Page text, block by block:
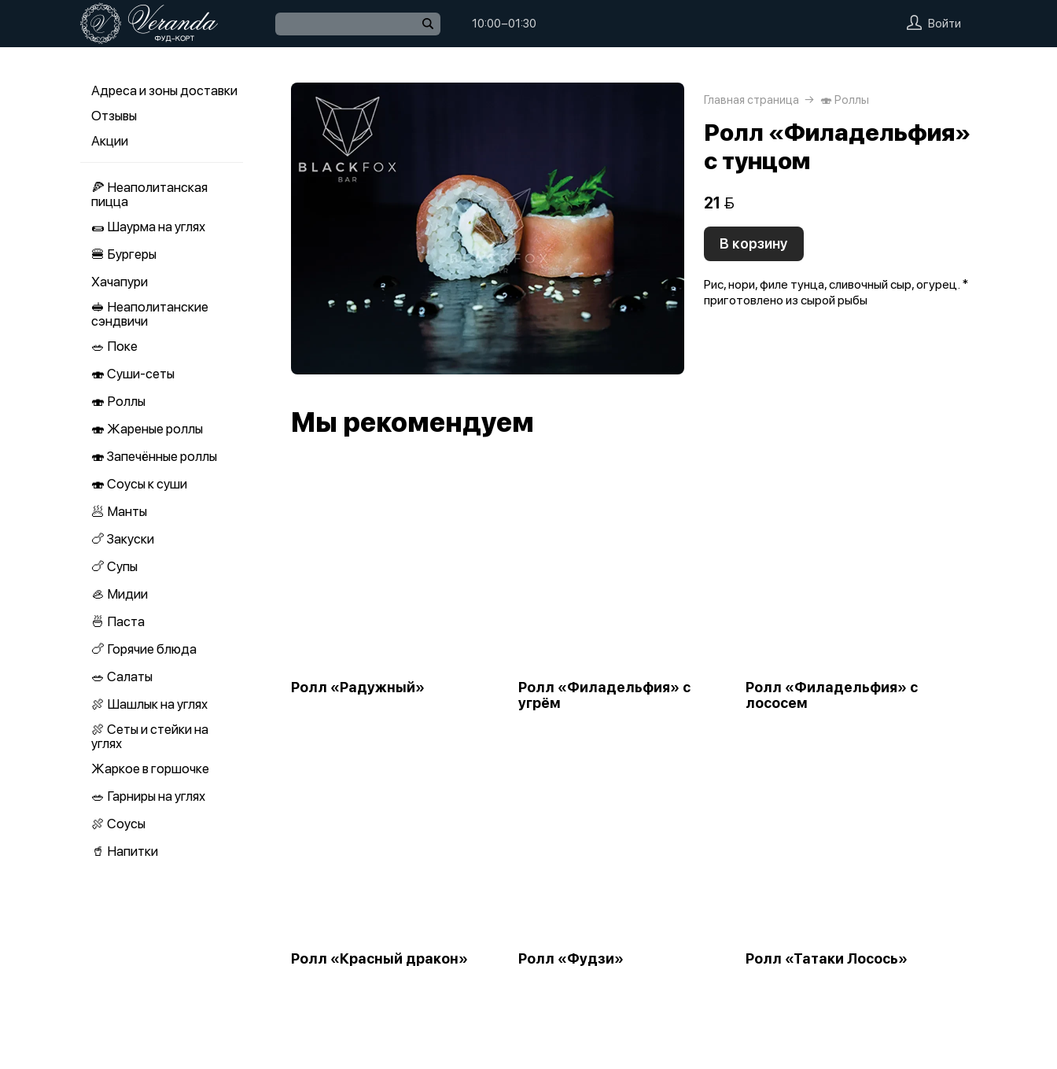
10:00−01:30 Войти
Адреса и зоны доставки
Отзывы
Акции
🍕 Неаполитанская
пицца
🌯 Шаурма на углях
🍔 Бургеры
Хачапури
🥪 Неаполитанские
сэндвичи
🥗 Поке
🍣 Суши-сеты
🍣 Роллы
🍣 Жареные роллы
🍣 Запечённые роллы
🍣 Соусы к суши
🥟 Манты
🍗 Закуски
🍗 Супы
🦪 Мидии
🍜 Паста
🍗 Горячие блюда
🥗 Салаты
🍖 Шашлык на углях
🍖 Сеты и стейки на
углях
Жаркое в горшочке
🥗 Гарниры на углях
🍖 Соусы
🥤 Напитки
Главная страница 🍣 Роллы
Ролл «Филадельфия»
с тунцом
21 
В корзину
Рис, нори, филе тунца, сливочный сыр, огурец. *
приготовлено из сырой рыбы
Мы рекомендуем
Ролл «Радужный»
Ролл «Филадельфия» с
угрём
Ролл «Филадельфия» с
лососем
Ролл «Красный дракон» Ролл «Фудзи» Ролл «Татаки Лосось»